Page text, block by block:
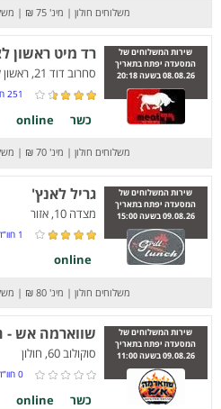
משלוחים חולון | מינ' 75 ₪ |
שירות המשלוחים של
המסעדה יפתח בתאריך
08.08.26 בשעה 20:18
רד מיט ראשון
סחרוב דוד 21, ראשון לציון
251
כשר online
משלוחים חולון | מינ' 70 ₪ |
שירות המשלוחים של
המסעדה יפתח בתאריך
09.08.26 בשעה 15:00
גריל לאנץ'
מצדה 10, אזור
1
online
משלוחים חולון | מינ' 80 ₪ |
שירות המשלוחים של
המסעדה יפתח בתאריך
09.08.26 בשעה 11:00
שווארמה אש -
סוקולוב 60, חולון
0
כשר online